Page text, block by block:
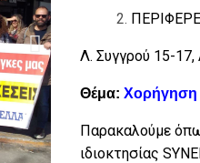
Λ. Συγγρού 15-17,
Θέμα: Χορήγηση
Παρακαλούμε
ιδιοκτησίας